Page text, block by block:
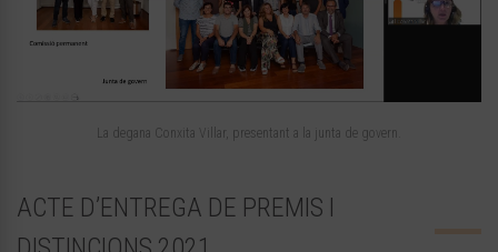
La degana Conxita Villar, presentant a la junta de govern.
ACTE D’ENTREGA DE PREMIS I